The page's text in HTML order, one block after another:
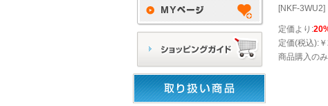
[NKF-3WU2]
定価より:
定価(税込):
商品購入のみ